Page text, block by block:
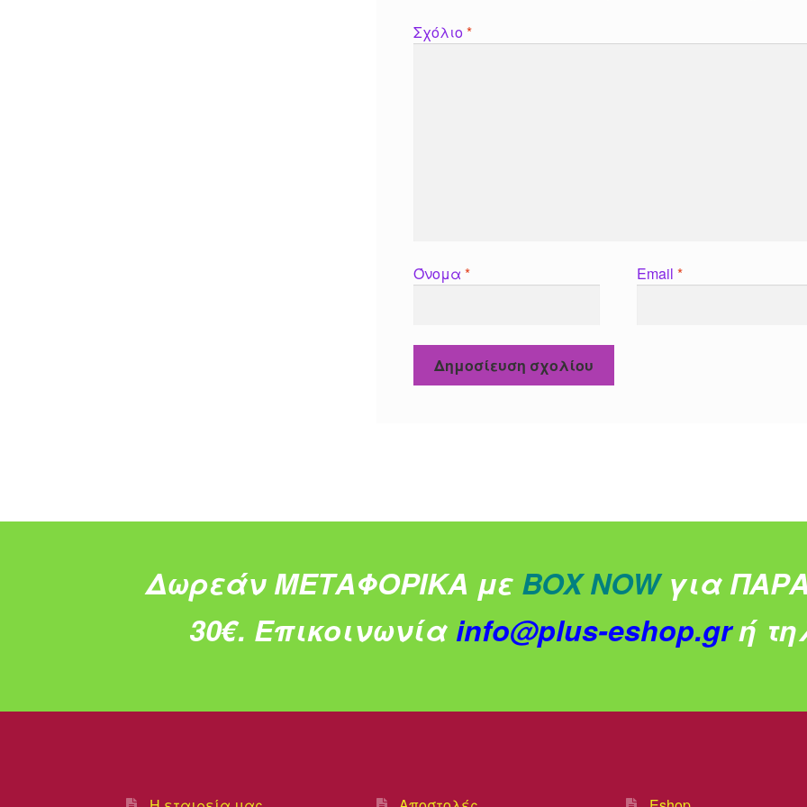
Σχόλιο*
Όνομα* Email*
Δωρεάν ΜΕΤΑΦΟΡΙΚΑ με BOX NOW για
30€. Επικοινωνία info@plus-eshop.grή